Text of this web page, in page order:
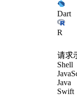
Dart
R
请求
Shell
Java
Swift